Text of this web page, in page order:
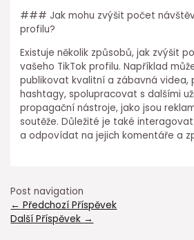
### Jak mohu zvýšit počet
profilu?
Existuje několik způsobů, jak zvýšit
vašeho TikTok profilu. Například
publikovat kvalitní a zábavná videa,
hashtagy, spolupracovat s dalšími
propagační nástroje, jako jsou
soutěže. Důležité je také
a odpovídat na jejich komentáře a
Post navigation
← Předchozí Příspěvek
Další Příspěvek →